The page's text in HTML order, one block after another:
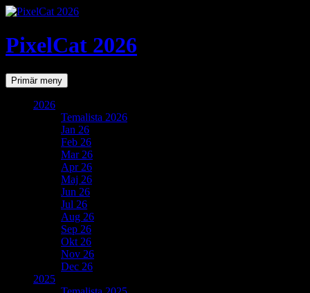
PixelCat 2026
SökPrimär meny Gå
till
2026
Temalista 2026
Jan 26
Feb 26
Mar 26
Apr 26
Maj 26
Jun 26
Jul 26
Aug 26
Sep 26
Okt 26
Nov 26
Dec 26
2025